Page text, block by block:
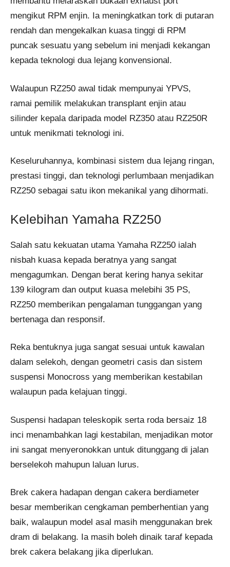
mengikut RPM enjin. Ia meningkatkan tork di putaran
rendah dan mengekalkan kuasa tinggi di RPM
puncak sesuatu yang sebelum ini menjadi kekangan
kepada teknologi dua lejang konvensional.
Walaupun RZ250 awal tidak mempunyai YPVS,
ramai pemilik melakukan transplant enjin atau
silinder kepala daripada model RZ350 atau RZ250R
untuk menikmati teknologi ini.
Keseluruhannya, kombinasi sistem dua lejang ringan,
prestasi tinggi, dan teknologi perlumbaan menjadikan
RZ250 sebagai satu ikon mekanikal yang dihormati.
Kelebihan Yamaha RZ250
Salah satu kekuatan utama Yamaha RZ250 ialah
nisbah kuasa kepada beratnya yang sangat
mengagumkan. Dengan berat kering hanya sekitar
139 kilogram dan output kuasa melebihi 35 PS,
RZ250 memberikan pengalaman tunggangan yang
bertenaga dan responsif.
Reka bentuknya juga sangat sesuai untuk kawalan
dalam selekoh, dengan geometri casis dan sistem
suspensi Monocross yang memberikan kestabilan
walaupun pada kelajuan tinggi.
Suspensi hadapan teleskopik serta roda bersaiz 18
inci menambahkan lagi kestabilan, menjadikan motor
ini sangat menyeronokkan untuk ditunggang di jalan
berselekoh mahupun laluan lurus.
Brek cakera hadapan dengan cakera berdiameter
besar memberikan cengkaman pemberhentian yang
baik, walaupun model asal masih menggunakan brek
dram di belakang. Ia masih boleh dinaik taraf kepada
brek cakera belakang jika diperlukan.